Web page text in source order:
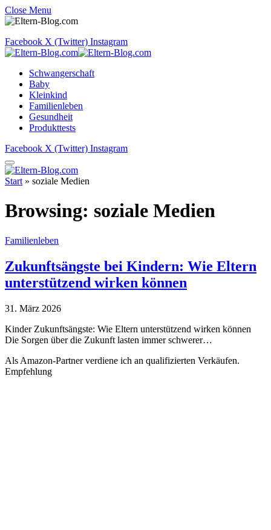
Close Menu
Facebook X (Twitter) Instagram
Schwangerschaft
Baby
Kleinkind
Familienleben
Gesundheit
Produkttests
Facebook X (Twitter) Instagram
Start » soziale Medien
Browsing: soziale Medien
Familienleben
Zukunftsängste bei Kindern: Wie Eltern
unterstützend wirken können
31. März 2026
Kinder Zukunftsängste: Wie Eltern unterstützend wirken können
Die Sorgen über die Zukunft lasten immer schwerer…
Als Amazon-Partner verdiene ich an qualifizierten Verkäufen.
Empfehlung